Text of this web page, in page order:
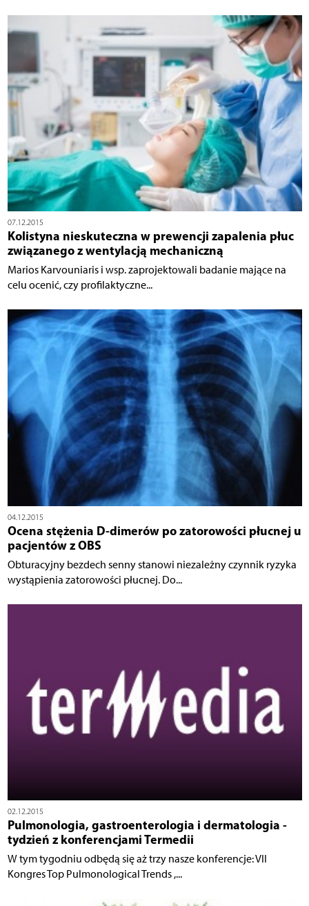
07.12.2015
Kolistyna nieskuteczna w prewencji zapalenia płuc
związanego z wentylacją mechaniczną
Marios Karvouniaris i wsp. zaprojektowali badanie mające na
celu ocenić, czy profilaktyczne...
04.12.2015
Ocena stężenia D-dimerów po zatorowości płucnej u
pacjentów z OBS
Obturacyjny bezdech senny stanowi niezależny czynnik ryzyka
wystąpienia zatorowości płucnej. Do...
02.12.2015
Pulmonologia, gastroenterologia i dermatologia -
tydzień z konferencjami Termedii
W tym tygodniu odbędą się aż trzy nasze konferencje: VII
Kongres Top Pulmonological Trends ,...